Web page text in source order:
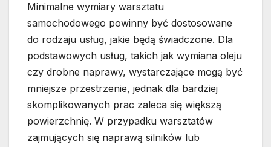
Minimalne wymiary warsztatu
samochodowego powinny być dostosowane
do rodzaju usług, jakie będą świadczone. Dla
podstawowych usług, takich jak wymiana oleju
czy drobne naprawy, wystarczające mogą być
mniejsze przestrzenie, jednak dla bardziej
skomplikowanych prac zaleca się większą
powierzchnię. W przypadku warsztatów
zajmujących się naprawą silników lub